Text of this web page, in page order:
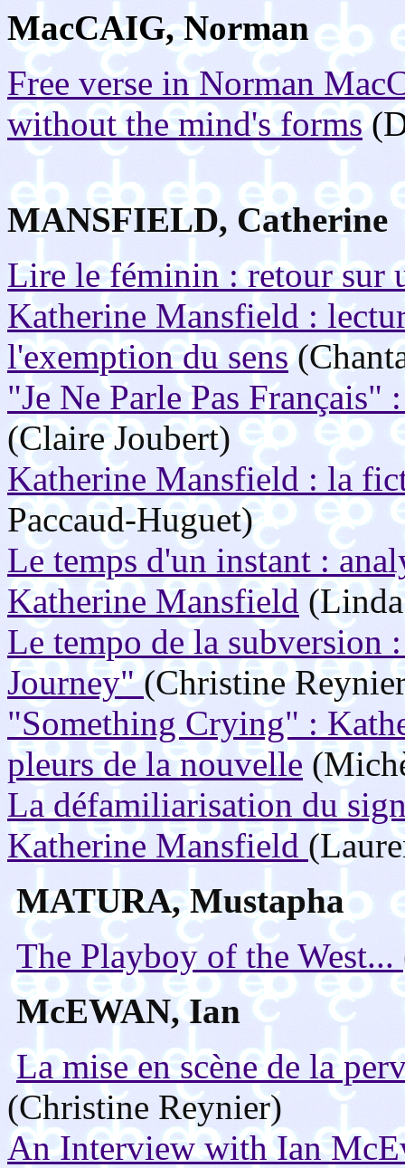
MacCAIG, Norman
Free verse in Norman
without the mind's forms
MANSFIELD, Catherine
Lire le féminin : retour sur
Katherine Mansfield :
l'exemption du sens
"Je Ne Parle Pas Français"
(Claire Joubert)
Katherine Mansfield : la
Paccaud-Huguet)
Le temps d'un instant :
Katherine Mansfield
Le tempo de la subversion
Journey"(Christine
"Something Crying" :
pleurs de la nouvelle
La défamiliarisation du
Katherine Mansfield
MATURA, Mustapha
The Playboy of the West...
McEWAN, Ian
La mise en scène de la
(Christine Reynier)
An Interview with Ian